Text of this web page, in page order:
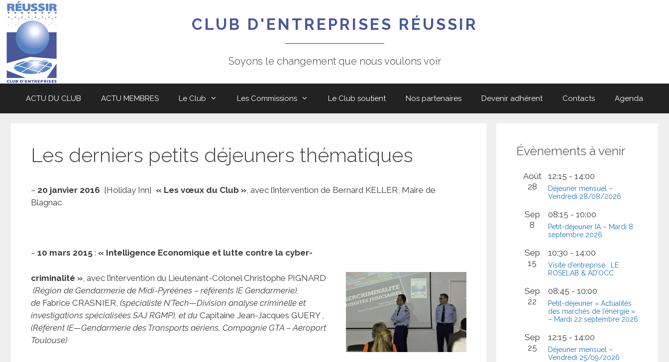
Aller
au
contenu
CLUB D'ENTREPRISES RÉUSSIR
Soyons le changement que nous voulons voir
ACTU DU CLUB ACTU MEMBRES Le Club Les Commissions Le Club soutient Nos partenaires Devenir adhérent Contacts Agenda
Les derniers petits déjeuners thématiques
– 20 janvier 2016 [Holiday Inn] « Les vœux du Club », avec l’intervention de Bernard KELLER, Maire de
Blagnac
– 10 mars 2015 : « Intelligence Economique et lutte contre la cyber-
criminalité » , avec l’intervention du Lieutenant-Colonel Christophe PIGNARD
(Région de Gendarmerie de Midi-Pyréénes – référents IE Gendarmerie),
de Fabrice CRASNIER, (spécialiste N’Tech—Division analyse criminelle et
investigations spécialisées SAJ RGMP), et du Capitaine Jean-Jacques GUERY ,
(Référent IE—Gendarmerie des Transports aériens, Compagnie GTA – Aéroport
Toulouse)
Évènements à venir
Août
28
12:15 - 14:00
Déjeuner mensuel –
Vendredi 28/08/2026
Sep
8
08:15 - 10:00
Petit-déjeuner IA – Mardi 8
septembre 2026
Sep
15
10:30 - 14:00
Visite d’entreprise : LE
ROSELAB & AD’OCC
Sep
22
08:45 - 10:00
Petit-déjeuner « Actualités
des marchés de l’énergie »
– Mardi 22 septembre 2026
Sep
25
12:15 - 14:00
Déjeuner mensuel –
Vendredi 25/09/2026